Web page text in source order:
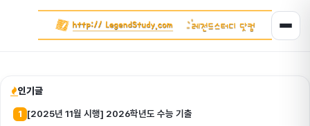
인기글
1 [2025년 11월 시행] 2026학년도 수능 기출